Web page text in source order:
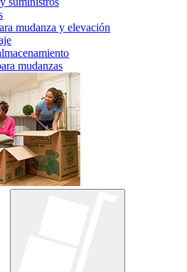
mudanza y elevación
mudanzas